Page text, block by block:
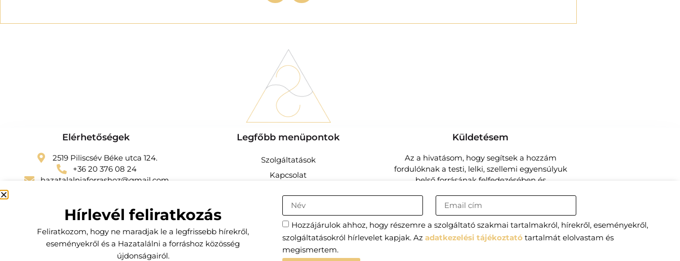
Elérhetőségek
2519 Piliscsév Béke utca 124.
+36 20 376 08 24
hazatalalniaforrashoz@gmail.com
Legfőbb menüpontok
Szolgáltatások
Kapcsolat
Küldetésem
Az a hivatásom, hogy segítsek a hozzám
fordulóknak a testi, lelki, szellemi egyensúlyuk
belső forrásának felfedezésében és
Adatvédelmi tájékoztatóÁltalános Szerződési FeltételekImpresszum
Hírlevél feliratkozás
Feliratkozom, hogy ne maradjak le a legfrissebb hírekről,
eseményekről és a Hazatalálni a forráshoz közösség
újdonságairól.
Hozzájárulok ahhoz, hogy részemre a szolgáltató szakmai tartalmakról, hírekről, eseményekről,
szolgáltatásokról hírlevelet kapjak. Az adatkezelési tájékoztatótartalmát elolvastam és
megismertem.